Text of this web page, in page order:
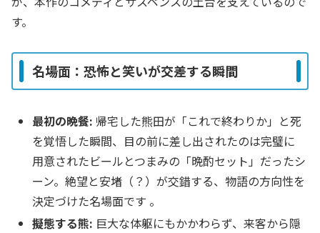
す。
名場面：恐怖と笑いが交差する瞬間
最初の晩餐: 帰宅した熊田が「これで終わりか」と死
を覚悟した瞬間、目の前に差し出されたのは完璧に
用意されたビールとつまみの「晩酌セット」だったシ
ーン。絶望と安堵（？）が交錯する、物語の方向性を
決定づけた名場面です 。
擬態する熊: 巨大な体躯にもかかわらず、来客から隠